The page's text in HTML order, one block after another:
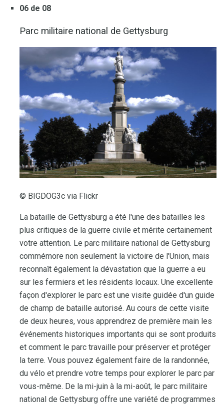
06 de 08
Parc militaire national de Gettysburg
© BIGDOG3c via Flickr
La bataille de Gettysburg a été l'une des batailles les
plus critiques de la guerre civile et mérite certainement
votre attention. Le parc militaire national de Gettysburg
commémore non seulement la victoire de l'Union, mais
reconnaît également la dévastation que la guerre a eu
sur les fermiers et les résidents locaux. Une excellente
façon d'explorer le parc est une visite guidée d'un guide
de champ de bataille autorisé. Au cours de cette visite
de deux heures, vous apprendrez de première main les
événements historiques importants qui se sont produits
et comment le parc travaille pour préserver et protéger
la terre. Vous pouvez également faire de la randonnée,
du vélo et prendre votre temps pour explorer le parc par
vous-même. De la mi-juin à la mi-août, le parc militaire
national de Gettysburg offre une variété de programmes